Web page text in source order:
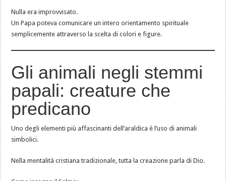
Nulla era improvvisato.
Un Papa poteva comunicare un intero orientamento spirituale
semplicemente attraverso la scelta di colori e figure.
Gli animali negli stemmi
papali: creature che
predicano
Uno degli elementi più affascinanti dell’araldica è l’uso di animali
simbolici.
Nella mentalità cristiana tradizionale, tutta la creazione parla di Dio.